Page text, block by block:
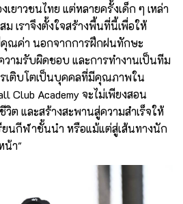
ยาวชนไทย แต่หลายครั้งเด็ก ๆ เหล่า
ม เราจึงตั้งใจสร้างพื้นที่นี้เพื่อให้
คุณค่า นอกจากการฝึกฝนทักษะ
วามรับผิดชอบ และการทำงานเป็นทีม
เติบโตเป็นบุคคลที่มีคุณภาพใน
Club Academy จะไม่เพียงสอน
ต และสร้างสะพานสู่ความสำเร็จให้
ยนกีฬาชั้นนำ หรือแม้แต่สู่เส้นทางนัก
น้า"